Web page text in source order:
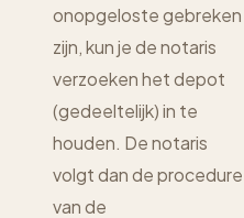
onopgeloste gebreken
zijn, kun je de notaris
verzoeken het depot
(gedeeltelijk) in te
houden. De notaris
volgt dan de procedure
van de